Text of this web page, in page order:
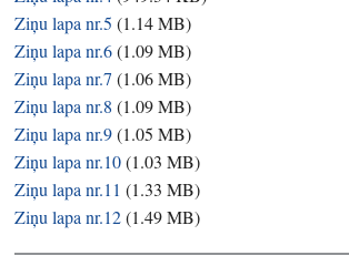
Ziņu lapa nr.5 (1.14 MB)
Ziņu lapa nr.6(1.09 MB)
Ziņu lapa nr.7 (1.06 MB)
Ziņu lapa nr.8 (1.09 MB)
Ziņu lapa nr.9(1.05 MB)
Ziņu lapa nr.10(1.03 MB)
Ziņu lapa nr.11 (1.33 MB)
Ziņu lapa nr.12(1.49 MB)